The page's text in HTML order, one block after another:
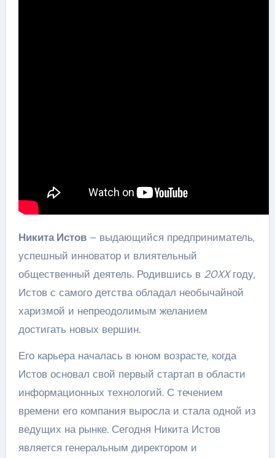
Никита Истов– выдающийся предприниматель,
успешный инноватор и влиятельный
общественный деятель. Родившись в 20XXгоду,
Истов с самого детства обладал необычайной
харизмой и непреодолимым желанием
достигать новых вершин.
Его карьера началась в юном возрасте, когда
Истов основал свой первый стартап в области
информационных технологий. С течением
времени его компания выросла и стала одной из
ведущих на рынке. Сегодня Никита Истов
является генеральным директором и